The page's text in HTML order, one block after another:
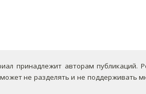
принадлежит авторам публикаций.
не разделять и не поддерживать